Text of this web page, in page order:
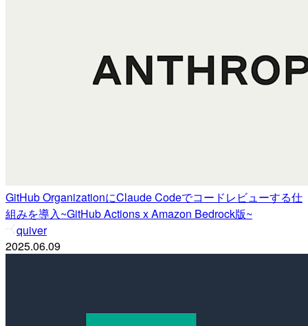
GitHub OrganizationにClaude Codeでコードレビューする仕
組みを導入~GitHub Actions x Amazon Bedrock版~
quiver
2025.06.09